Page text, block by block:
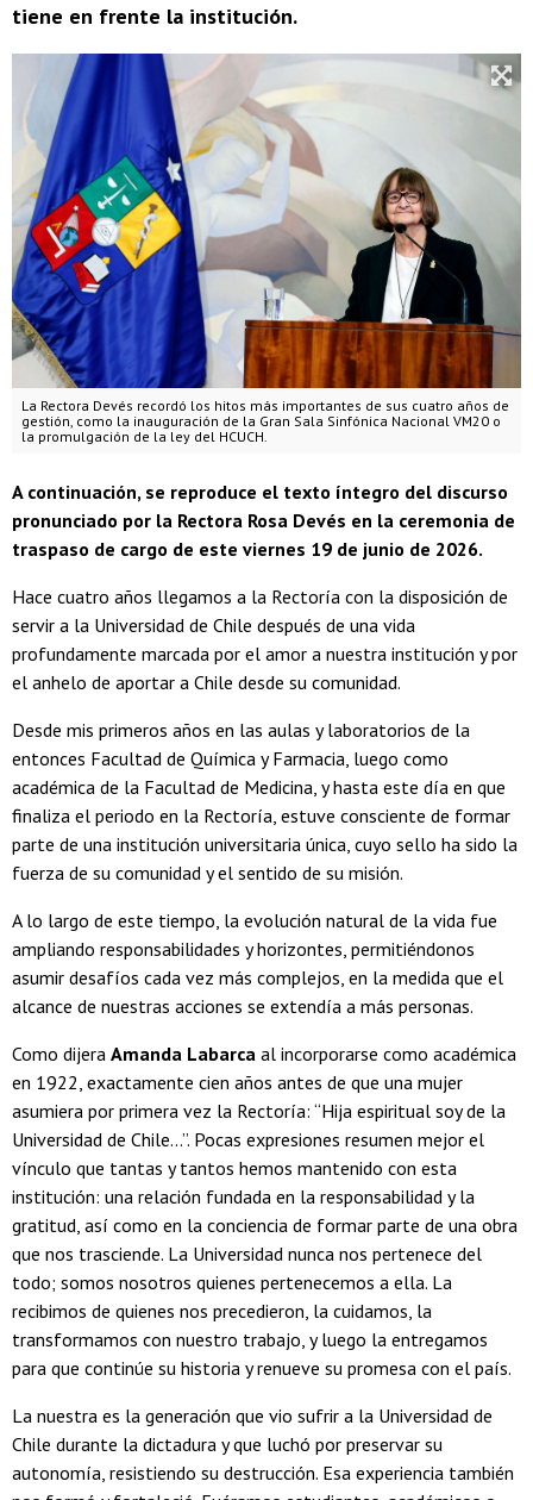
tiene en frente la institución.
La Rectora Devés recordó los hitos más importantes de sus cuatro años de
gestión, como la inauguración de la Gran Sala Sinfónica Nacional VM20 o
la promulgación de la ley del HCUCH.
A continuación, se reproduce el texto íntegro del discurso
pronunciado por la Rectora Rosa Devés en la ceremonia de
traspaso de cargo de este viernes 19 de junio de 2026.
Hace cuatro años llegamos a la Rectoría con la disposición de
servir a la Universidad de Chile después de una vida
profundamente marcada por el amor a nuestra institución y por
el anhelo de aportar a Chile desde su comunidad.
Desde mis primeros años en las aulas y laboratorios de la
entonces Facultad de Química y Farmacia, luego como
académica de la Facultad de Medicina, y hasta este día en que
finaliza el periodo en la Rectoría, estuve consciente de formar
parte de una institución universitaria única, cuyo sello ha sido la
fuerza de su comunidad y el sentido de su misión.
A lo largo de este tiempo, la evolución natural de la vida fue
ampliando responsabilidades y horizontes, permitiéndonos
asumir desafíos cada vez más complejos, en la medida que el
alcance de nuestras acciones se extendía a más personas.
Como dijera Amanda Labarca al incorporarse como académica
en 1922, exactamente cien años antes de que una mujer
asumiera por primera vez la Rectoría: “Hija espiritual soy de la
Universidad de Chile...”. Pocas expresiones resumen mejor el
vínculo que tantas y tantos hemos mantenido con esta
institución: una relación fundada en la responsabilidad y la
gratitud, así como en la conciencia de formar parte de una obra
que nos trasciende. La Universidad nunca nos pertenece del
todo; somos nosotros quienes pertenecemos a ella. La
recibimos de quienes nos precedieron, la cuidamos, la
transformamos con nuestro trabajo, y luego la entregamos
para que continúe su historia y renueve su promesa con el país.
La nuestra es la generación que vio sufrir a la Universidad de
Chile durante la dictadura y que luchó por preservar su
autonomía, resistiendo su destrucción. Esa experiencia también